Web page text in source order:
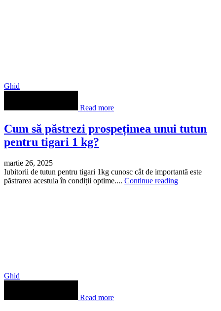
Ghid
Read more
Cum să păstrezi prospețimea unui tutun
pentru tigari 1 kg?
martie 26, 2025
Iubitorii de tutun pentru tigari 1kg cunosc cât de importantă este
păstrarea acestuia în condiții optime.... Continue reading
Ghid
Read more